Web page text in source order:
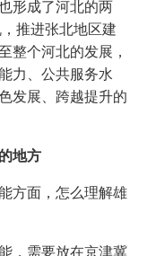
形成了河北的两
推进张北地区建
整个河北的发展，
力、公共服务水
发展、跨越提升的
地方
方面，怎么理解雄
，需要放在京津冀